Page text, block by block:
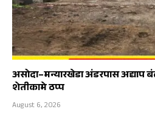
असोदा–मन्यारखेडा अंडरपास
शेतीकामे ठप्प
August 6, 2026